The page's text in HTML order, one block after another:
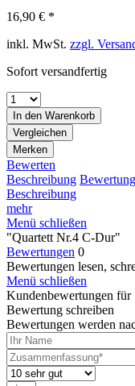
16,90 € *
inkl. MwSt. zzgl.
Sofort versandfertig
In den Warenkorb
Vergleichen
Merken
Bewerten
Beschreibung
Beschreibung
mehr
Menü schließen
"Quartett Nr.4 C-Dur"
Bewertungen 0
Bewertungen lesen,
Menü schließen
Kundenbewertungen
Bewertung schreiben
Bewertungen werden